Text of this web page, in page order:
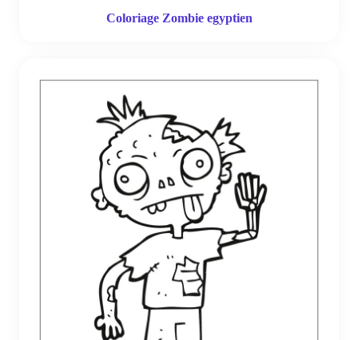
Coloriage Zombie egyptien